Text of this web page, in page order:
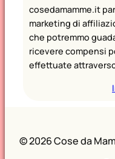
cosedamamme.it
marketing di
che potremmo
ricevere compensi
effettuate
©2026 Cose da